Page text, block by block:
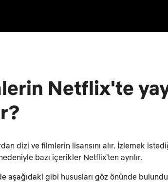
Netflix'te
dizi ve filmlerin lisansını alır. İzlemek
bazı içerikler Netflix'ten ayrılır.
aşağıdaki gibi hususları göz önünde